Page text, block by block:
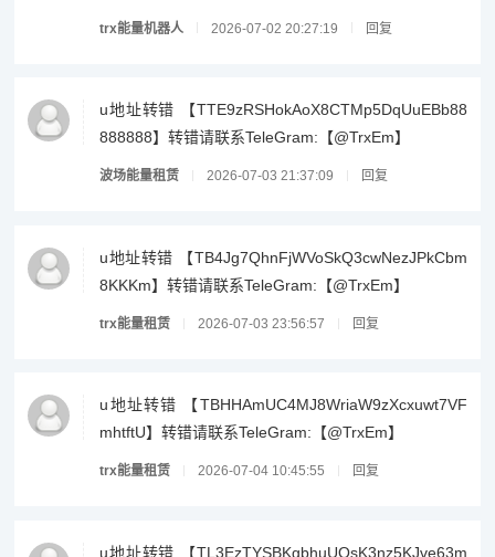
trx能量机器人 2026-07-02 20:27:19 回复
u地址转错 【TTE9zRSHokAoX8CTMp5DqUuEBb88
888888】转错请联系TeleGram:【@TrxEm】
波场能量租赁 2026-07-03 21:37:09 回复
u地址转错 【TB4Jg7QhnFjWVoSkQ3cwNezJPkCbm
8KKKm】转错请联系TeleGram:【@TrxEm】
trx能量租赁 2026-07-03 23:56:57 回复
u地址转错 【TBHHAmUC4MJ8WriaW9zXcxuwt7VF
mhtftU】转错请联系TeleGram:【@TrxEm】
trx能量租赁 2026-07-04 10:45:55 回复
u地址转错 【TL3EzTYSBKgbhuUQsK3nz5KJve63m